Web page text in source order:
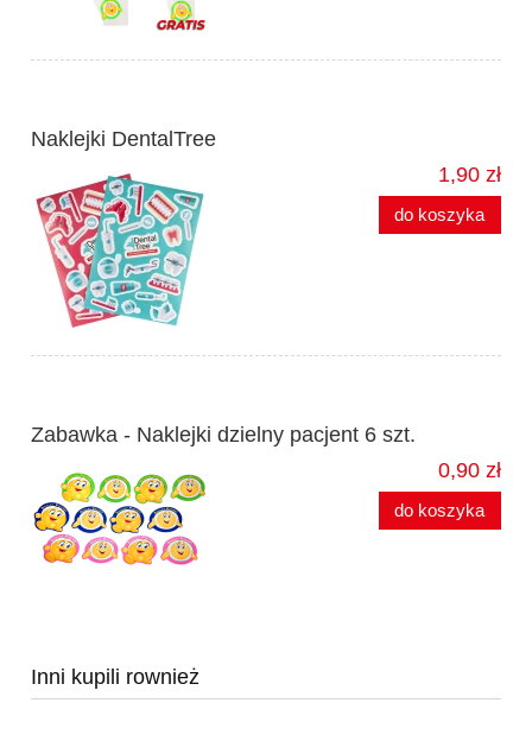
Naklejki DentalTree
1,90 zł
do koszyka
Zabawka - Naklejki dzielny pacjent 6 szt.
0,90 zł
do koszyka
Inni kupili rownież